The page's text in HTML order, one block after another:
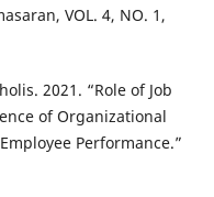
VOL. 4, NO. 1,
2021. “Role of Job
of Organizational
Performance.”